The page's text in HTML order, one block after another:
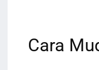
Cara